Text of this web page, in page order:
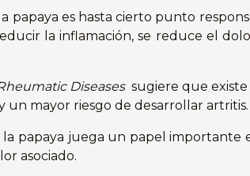
papaya es hasta cierto punto
la inflamación, se reduce el
Diseasessugiere que existe
un mayor riesgo de desarrollar artritis.
papaya juega un papel importante
asociado.